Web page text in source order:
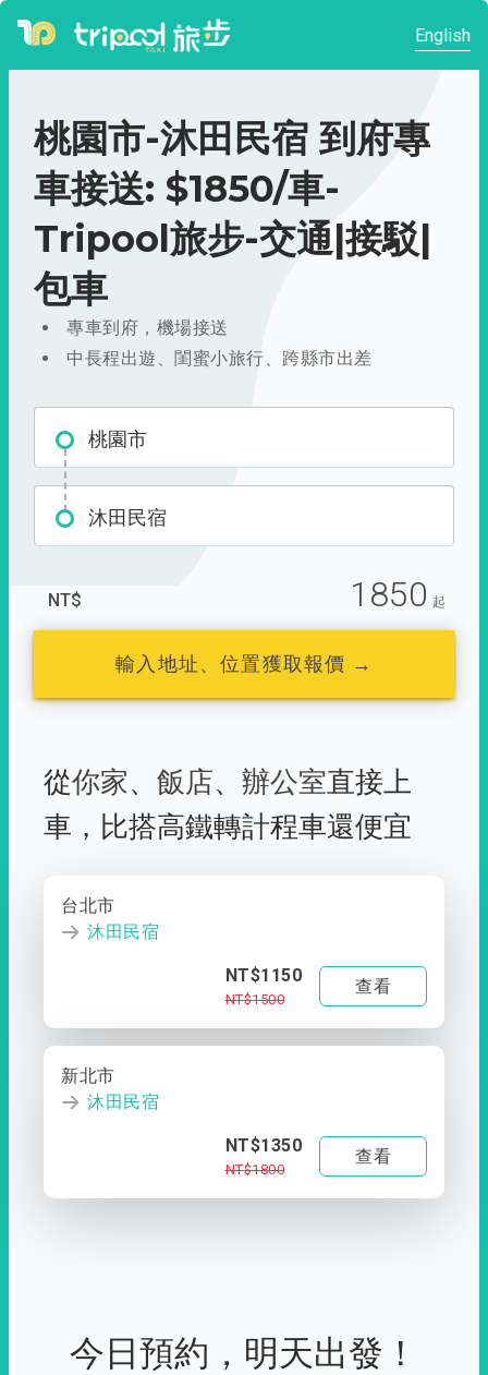
English
桃園市-沐田民宿 到府專
車接送: $1850/車-
Tripool旅步-交通|接駁|
包車
專車到府，機場接送
中長程出遊、閨蜜小旅行、跨縣市出差
桃園市
沐田民宿
NT$ 1850 起
輸入地址、位置獲取報價 →
從你家、 飯店、 辦公室直接上
車， 比搭高鐵轉計程車還便宜
台北市
沐田民宿
NT$1150
NT$1500
查看
新北市
沐田民宿
NT$1350
NT$1800
查看
今日預約，明天出發！